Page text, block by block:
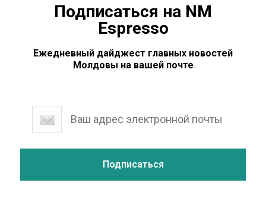
Подписаться на NM
Espresso
Ежедневный дайджест главных новостей
Молдовы на вашей почте